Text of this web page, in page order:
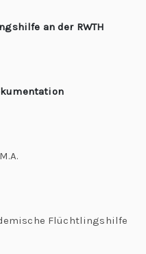
an der RWTH
Flüchtlingshilfe